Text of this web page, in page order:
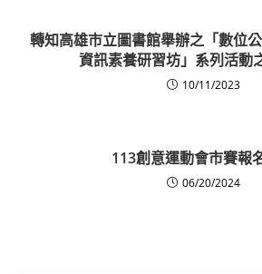
轉知高雄市立圖書館舉辦之「數位
資訊素養研習坊」系列活動
10/11/2023
113創意運動會市賽報
06/20/2024